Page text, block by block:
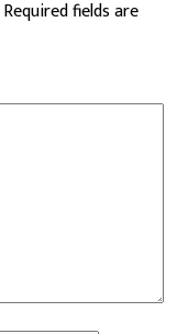
Required fields are